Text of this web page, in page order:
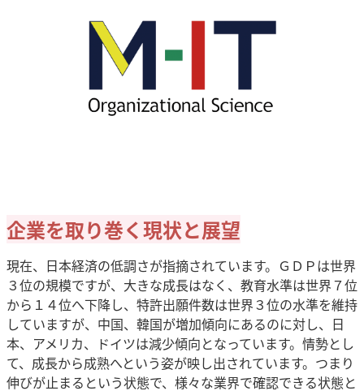
企業を取り巻く現状と展望
現在、日本経済の低調さが指摘されています。ＧＤＰは世界
３位の規模ですが、大きな成長はなく、教育水準は世界７位
から１４位へ下降し、特許出願件数は世界３位の水準を維持
していますが、中国、韓国が増加傾向にあるのに対し、日
本、アメリカ、ドイツは減少傾向となっています。情勢とし
て、成長から成熟へという姿が映し出されています。つまり
伸びが止まるという状態で、様々な業界で確認できる状態と